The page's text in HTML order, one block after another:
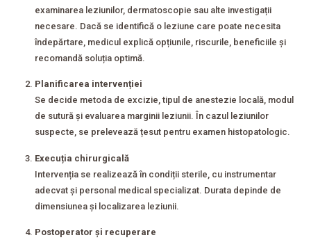
examinarea leziunilor, dermatoscopie sau alte investigații
necesare. Dacă se identifică o leziune care poate necesita
îndepărtare, medicul explică opțiunile, riscurile, beneficiile și
recomandă soluția optimă.
Planificarea intervenției
Se decide metoda de excizie, tipul de anestezie locală, modul
de sutură și evaluarea marginii leziunii. În cazul leziunilor
suspecte, se prelevează țesut pentru examen histopatologic.
Execuția chirurgicală
Intervenția se realizează în condiții sterile, cu instrumentar
adecvat și personal medical specializat. Durata depinde de
dimensiunea și localizarea leziunii.
Postoperator și recuperare